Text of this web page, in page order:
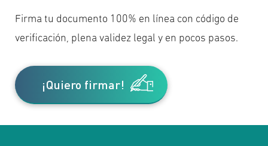
Firma tu documento 100% en línea con código de
verificación, plena validez legal y en pocos pasos.
¡Quiero firmar!